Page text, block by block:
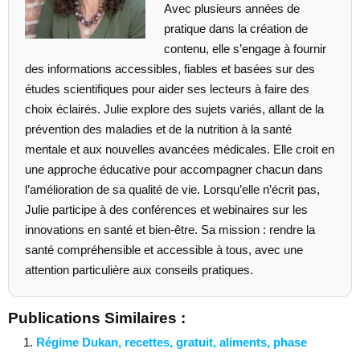
Avec plusieurs années de
pratique dans la création de
contenu, elle s’engage à fournir
des informations accessibles, fiables et basées sur des
études scientifiques pour aider ses lecteurs à faire des
choix éclairés. Julie explore des sujets variés, allant de la
prévention des maladies et de la nutrition à la santé
mentale et aux nouvelles avancées médicales. Elle croit en
une approche éducative pour accompagner chacun dans
l’amélioration de sa qualité de vie. Lorsqu’elle n’écrit pas,
Julie participe à des conférences et webinaires sur les
innovations en santé et bien-être. Sa mission : rendre la
santé compréhensible et accessible à tous, avec une
attention particulière aux conseils pratiques.
Publications Similaires :
Régime Dukan, recettes, gratuit, aliments, phase